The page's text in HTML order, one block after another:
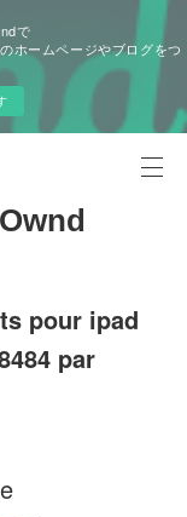
で
ホームページやブログをつ
pour ipad
par